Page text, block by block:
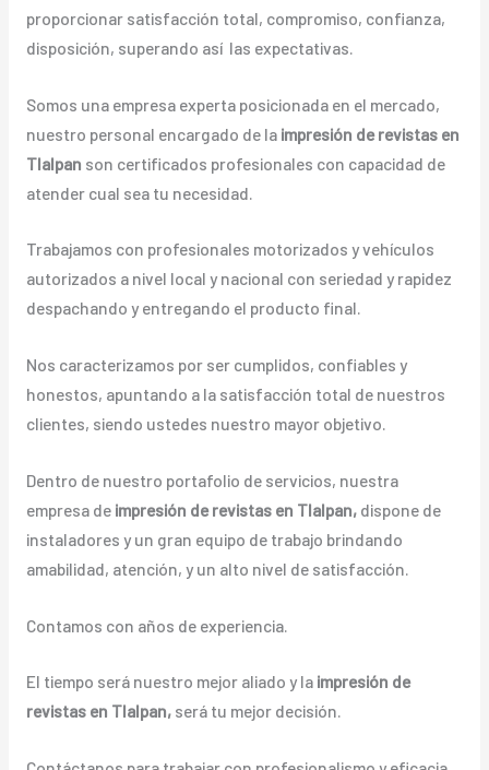
proporcionar satisfacción total, compromiso, confianza,
disposición, superando así las expectativas.
Somos una empresa experta posicionada en el mercado,
nuestro personal encargado de la impresión de revistas en
Tlalpan son certificados profesionales con capacidad de
atender cual sea tu necesidad.
Trabajamos con profesionales motorizados y vehículos
autorizados a nivel local y nacional con seriedad y rapidez
despachando y entregando el producto final.
Nos caracterizamos por ser cumplidos, confiables y
honestos, apuntando a la satisfacción total de nuestros
clientes, siendo ustedes nuestro mayor objetivo.
Dentro de nuestro portafolio de servicios, nuestra
empresa de impresión de revistas en Tlalpan,dispone de
instaladores y un gran equipo de trabajo brindando
amabilidad, atención, y un alto nivel de satisfacción.
Contamos con años de experiencia.
El tiempo será nuestro mejor aliado y la impresión de
revistas en Tlalpan, será tu mejor decisión.